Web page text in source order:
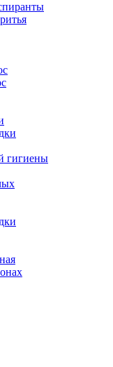
гигиены